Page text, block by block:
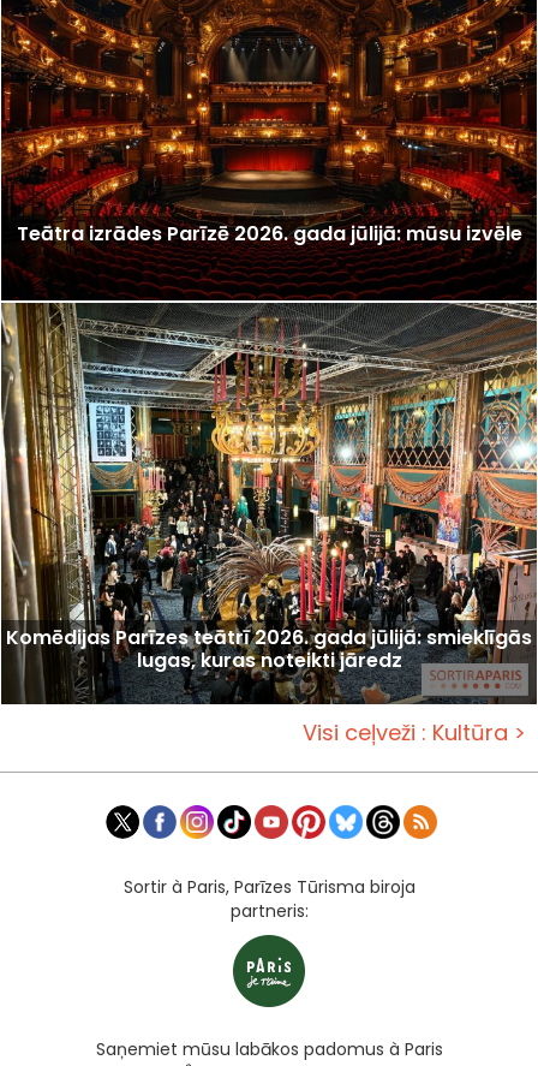
Teātra izrādes Parīzē 2026. gada jūlijā: mūsu izvēle
Komēdijas Parīzes teātrī 2026. gada jūlijā: smieklīgās
lugas, kuras noteikti jāredz
Visi ceļveži : Kultūra >
Sortir à Paris, Parīzes Tūrisma biroja
partneris:
Saņemiet mūsu labākos padomus à Paris